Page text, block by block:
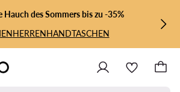
SPRINGEN
Hauch des Sommers bis zu -35%
HERRENHANDTASCHEN